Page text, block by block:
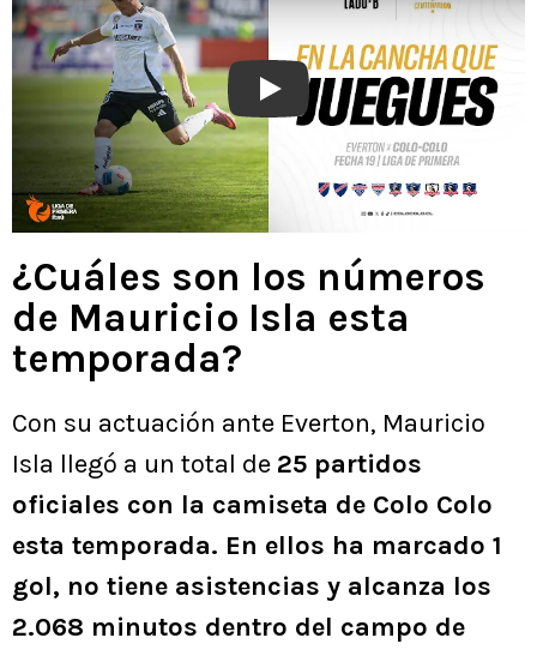
Play
¿Cuáles son los números
de Mauricio Isla esta
temporada?
Con su actuación ante Everton, Mauricio
Isla llegó a un total de 25 partidos
oficiales con la camiseta de Colo Colo
esta temporada. En ellos ha marcado 1
gol, no tiene asistencias y alcanza los
2.068 minutos dentro del campo de